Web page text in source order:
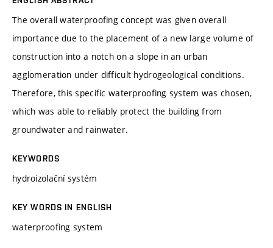
The overall waterproofing concept was given overall
importance due to the placement of a new large volume of
construction into a notch on a slope in an urban
agglomeration under difficult hydrogeological conditions.
Therefore, this specific waterproofing system was chosen,
which was able to reliably protect the building from
groundwater and rainwater.
KEYWORDS
hydroizolační systém
KEY WORDS IN ENGLISH
waterproofing system